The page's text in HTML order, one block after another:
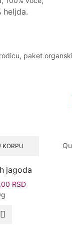
heljda.
paket
KORPU
jagoda
RSDTrenutna